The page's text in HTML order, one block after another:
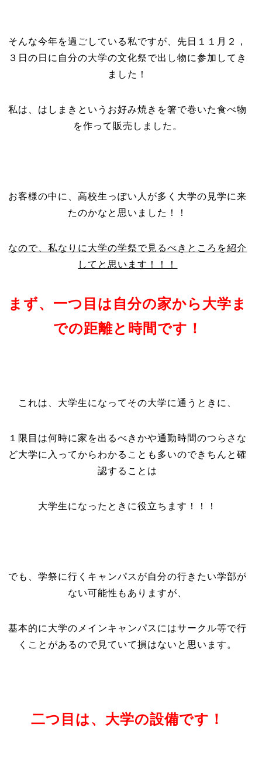
そんな今年を過ごしている私ですが、先日１１月２，
３日の日に自分の大学の文化祭で出し物に参加してき
ました！
私は、はしまきというお好み焼きを箸で巻いた食べ物
を作って販売しました。
お客様の中に、高校生っぽい人が多く大学の見学に来
たのかなと思いました！！
なので、私なりに大学の学祭で見るべきところを紹介
してと思います！！！
まず、一つ目は自分の家から大学ま
での距離と時間です！
これは、大学生になってその大学に通うときに、
１限目は何時に家を出るべきかや通勤時間のつらさな
ど大学に入ってからわかることも多いのできちんと確
認することは
大学生になったときに役立ちます！！！
でも、学祭に行くキャンパスが自分の行きたい学部が
ない可能性もありますが、
基本的に大学のメインキャンパスにはサークル等で行
くことがあるので見ていて損はないと思います。
二つ目は、大学の設備です！